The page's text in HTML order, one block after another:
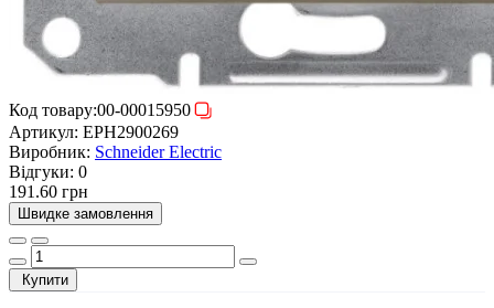
Код товару:00-00015950
Артикул: EPH2900269
Виробник: Schneider Electric
Відгуки: 0
191.60 грн
Швидке замовлення
Купити